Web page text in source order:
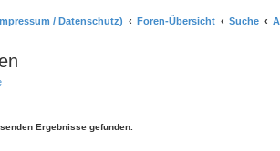
/ Datenschutz) Foren-Übersicht Suche
Ergebnisse gefunden.